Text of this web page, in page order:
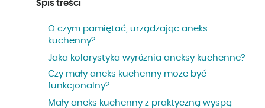
Spis treści
O czym pamiętać, urządzając aneks
kuchenny?
Jaka kolorystyka wyróżnia aneksy kuchenne?
Czy mały aneks kuchenny może być
funkcjonalny?
Mały aneks kuchenny z praktyczną wyspą